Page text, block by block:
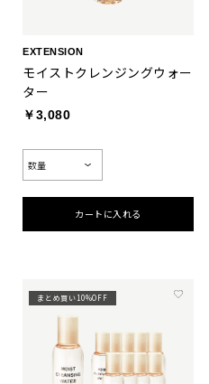
EXTENSION
モイストクレンジングウォー
ター
￥3,080
カートに入れる
まとめ買い10%OFF